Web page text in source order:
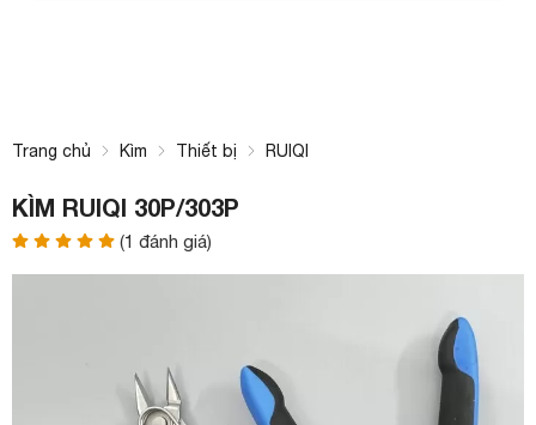
Trang chủ Kìm Thiết bị RUIQI
KÌM RUIQI 30P/303P
(1 đánh giá)